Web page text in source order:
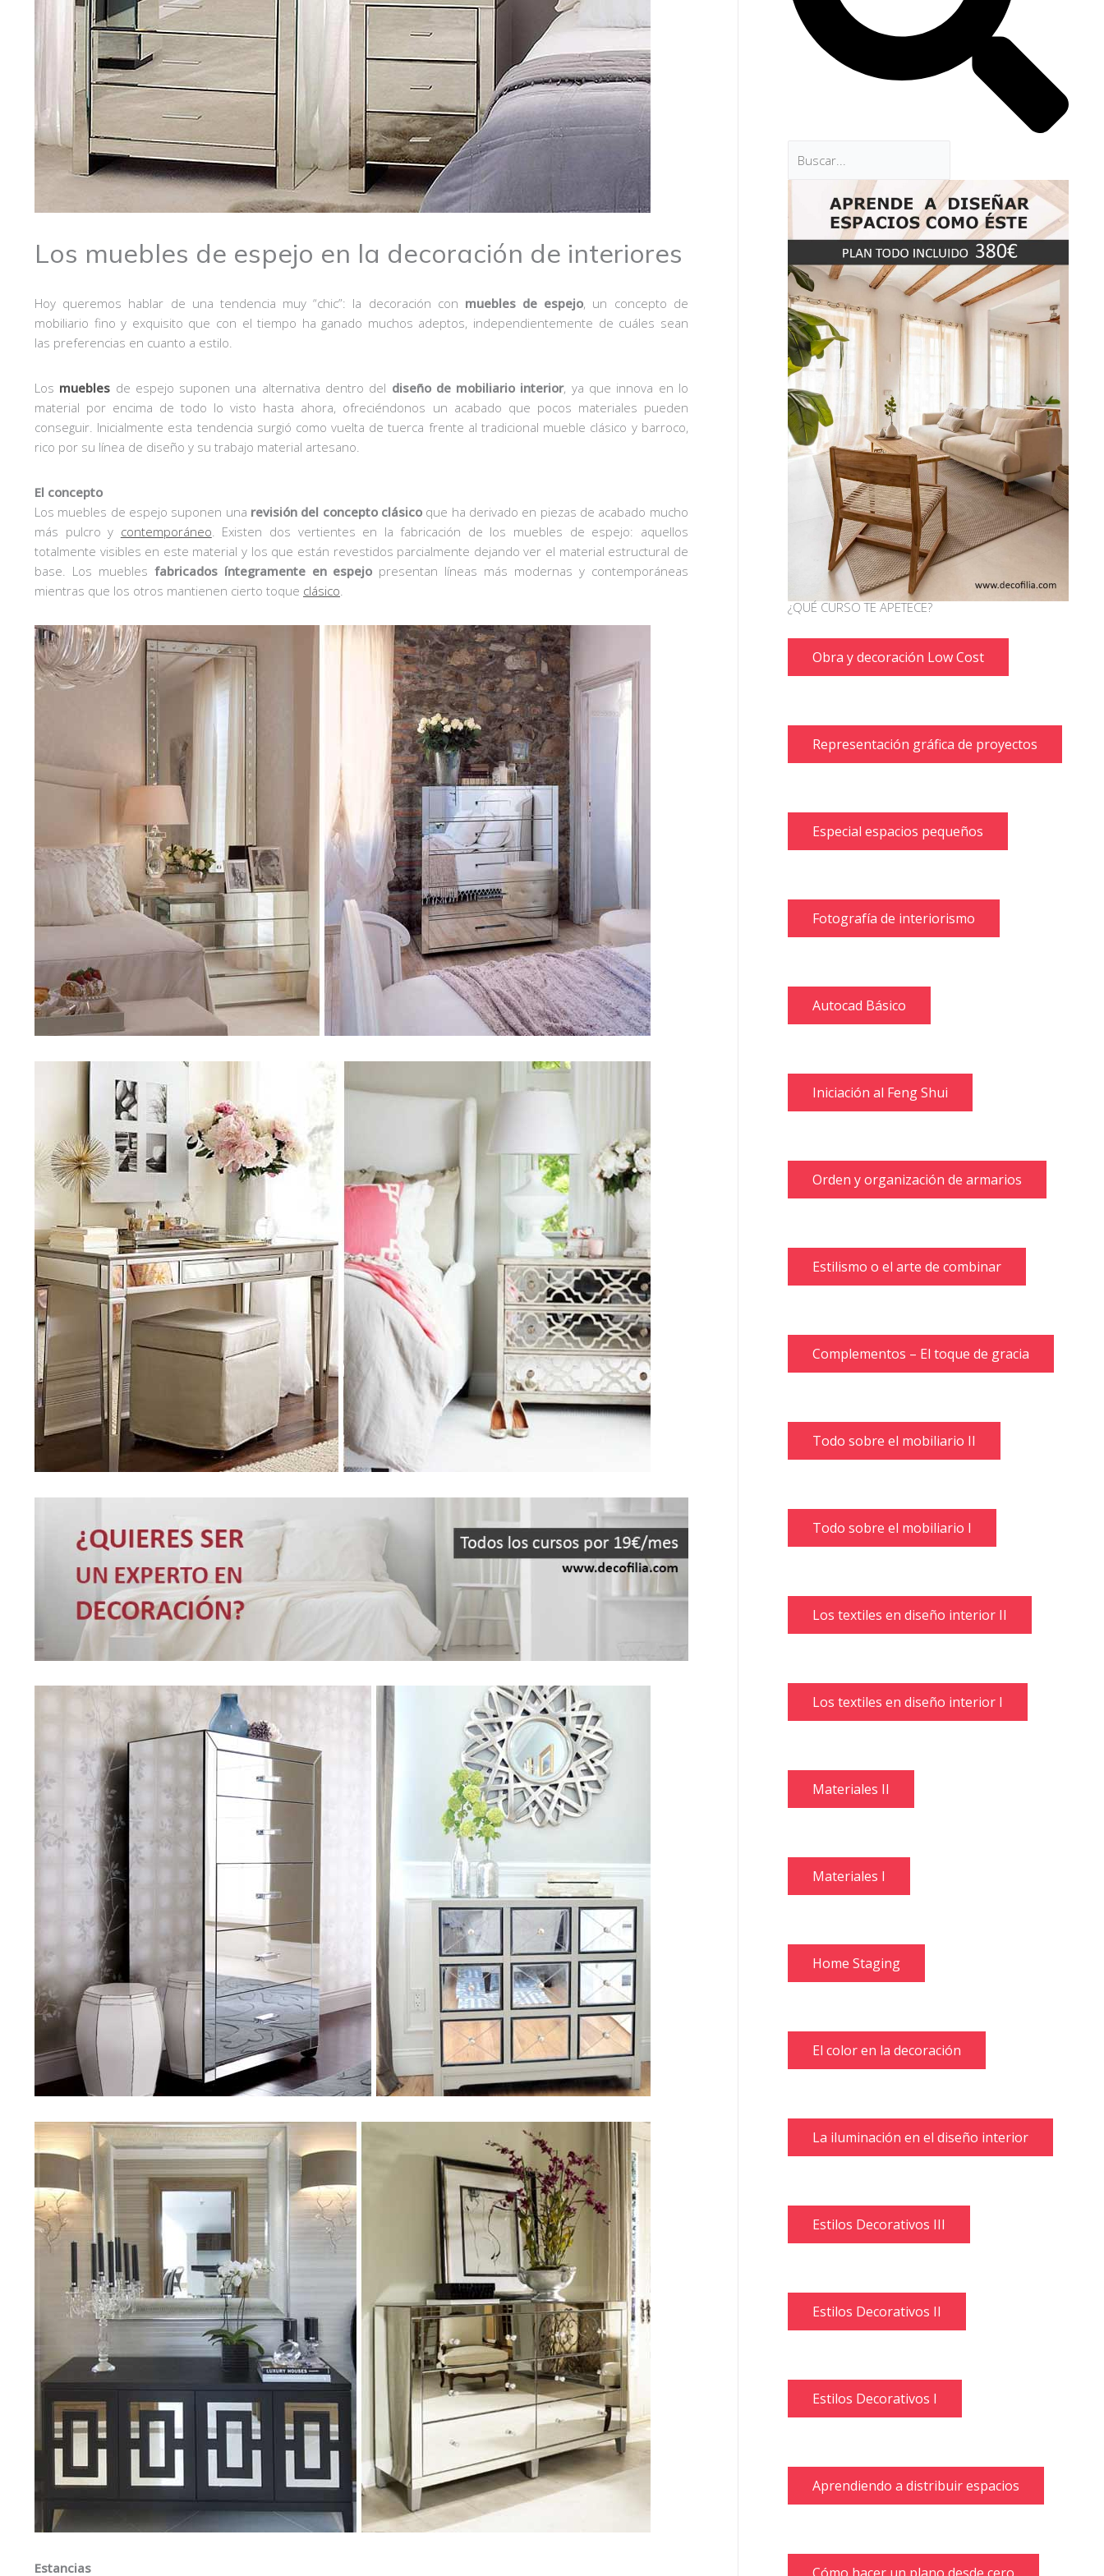
Los muebles de espejo en la decoración de interiores
Hoy queremos hablar de una tendencia muy “chic”: la decoración con muebles de espejo, un concepto de
mobiliario fino y exquisito que con el tiempo ha ganado muchos adeptos, independientemente de cuáles sean
las preferencias en cuanto a estilo.
Los muebles de espejo suponen una alternativa dentro del diseño de mobiliario interior, ya que innova en lo
material por encima de todo lo visto hasta ahora, ofreciéndonos un acabado que pocos materiales pueden
conseguir. Inicialmente esta tendencia surgió como vuelta de tuerca frente al tradicional mueble clásico y barroco,
rico por su línea de diseño y su trabajo material artesano.
El concepto
Los muebles de espejo suponen una revisión del concepto clásico que ha derivado en piezas de acabado mucho
más pulcro y contemporáneo . Existen dos vertientes en la fabricación de los muebles de espejo: aquellos
totalmente visibles en este material y los que están revestidos parcialmente dejando ver el material estructural de
base. Los muebles fabricados íntegramente en espejo presentan líneas más modernas y contemporáneas
mientras que los otros mantienen cierto toque clásico
Estancias
¿QUÉ CURSO TE APETECE?
Obra y decoración Low Cost
Representación gráfica de proyectos
Especial espacios pequeños
Fotografía de interiorismo
Autocad Básico
Iniciación al Feng Shui
Orden y organización de armarios
Estilismo o el arte de combinar
Complementos – El toque de gracia
Todo sobre el mobiliario II
Todo sobre el mobiliario I
Los textiles en diseño interior II
Los textiles en diseño interior I
Materiales II
Materiales I
Home Staging
El color en la decoración
La iluminación en el diseño interior
Estilos Decorativos III
Estilos Decorativos II
Estilos Decorativos I
Aprendiendo a distribuir espacios